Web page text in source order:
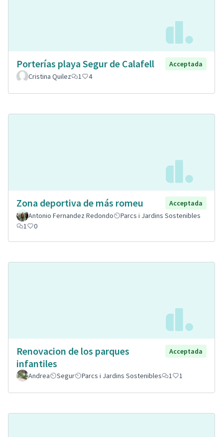
Porterías playa Segur de Calafell
Acceptada
Cristina Quilez
1 4
Zona deportiva de más romeu
Acceptada
Antonio Fernandez Redondo
Parcs i Jardins Sostenibles
1
0
Renovacion de los parques
infantiles
Acceptada
Andrea Segur Parcs i Jardins Sostenibles 1 1